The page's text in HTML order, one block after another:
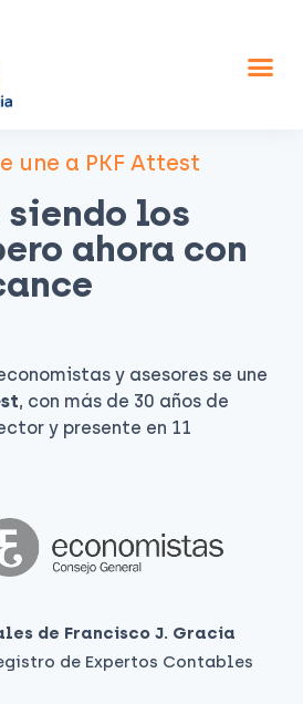
une a PKF Attest
siendo los
ahora con
y asesores se une
, con más de 30 años de
y presente en 11
de Francisco J. Gracia
de Expertos Contables